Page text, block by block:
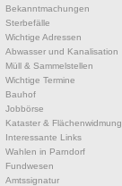
Bekanntmachungen
Sterbefälle
Wichtige Adressen
Abwasser und Kanalisation
Müll & Sammelstellen
Wichtige Termine
Bauhof
Jobbörse
Kataster & Flächenwidmung
Interessante Links
Wahlen in Parndorf
Fundwesen
Amtssignatur